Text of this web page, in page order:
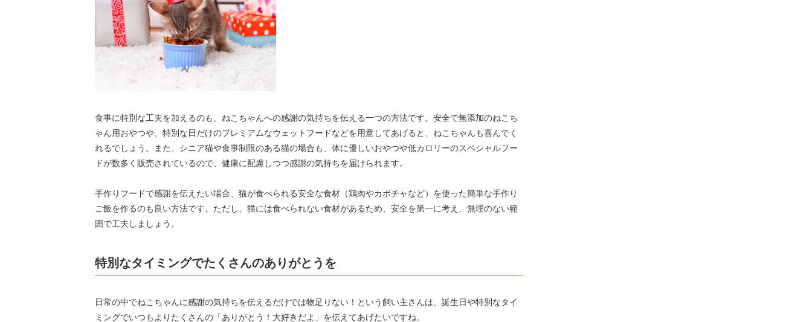
食事に特別な工夫を加えるのも、ねこちゃんへの感謝の気持ちを伝える一つの方法です。安全で無添加のねこち
ゃん用おやつや、特別な日だけのプレミアムなウェットフードなどを用意してあげると、ねこちゃんも喜んでく
れるでしょう。また、シニア猫や食事制限のある猫の場合も、体に優しいおやつや低カロリーのスペシャルフー
ドが数多く販売されているので、健康に配慮しつつ感謝の気持ちを届けられます。
手作りフードで感謝を伝えたい場合、猫が食べられる安全な食材（鶏肉やカボチャなど）を使った簡単な手作り
ご飯を作るのも良い方法です。ただし、猫には食べられない食材があるため、安全を第一に考え、無理のない範
囲で工夫しましょう。
特別なタイミングでたくさんのありがとうを
日常の中でねこちゃんに感謝の気持ちを伝えるだけでは物足りない！という飼い主さんは、誕生日や特別なタイ
ミングでいつもよりたくさんの「ありがとう！大好きだよ」を伝えてあげたいですね。